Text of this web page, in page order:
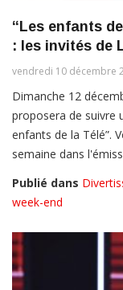
“Les enfants
: les invités de
vendredi 10 décembre
Dimanche 12
proposera de suivre
enfants de la Télé”.
semaine dans
Publié dans
week-end